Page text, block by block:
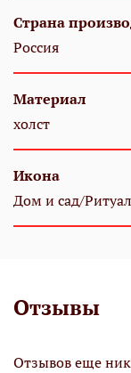
Страна
Россия
Материал
холст
Икона
Дом и сад/
Отзывы
Отзывов еще